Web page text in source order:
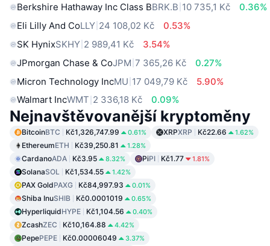
Berkshire Hathaway Inc Class BBRK.B 10 735,1 Kč
0.36%
Eli Lilly And CoLLY 24 108,02 Kč
0.53%
SK HynixSKHY 2 989,41 Kč
3.54%
JPmorgan Chase & CoJPM 7 365,26 Kč
0.27%
Micron Technology IncMU 17 049,79 Kč
5.90%
Walmart IncWMT 2 336,18 Kč 0.09%
Nejnavštěvovanější kryptoměny
BitcoinBTC Kč1,326,747.99 0.61% XRPXRP Kč22.66 1.62%
EthereumETH Kč39,250.81 1.28%
CardanoADA Kč3.95 8.32% PiPI Kč1.77 1.81%
SolanaSOL Kč1,534.55 1.42%
PAX GoldPAXG Kč84,997.93 0.01%
Shiba InuSHIB Kč0.0001019 0.65%
HyperliquidHYPE Kč1,104.56 0.40%
ZcashZEC Kč10,164.88 4.42%
PepePEPE Kč0.00006049 3.37%